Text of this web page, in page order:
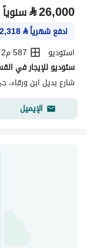
⃁26,000 سنوياً
ادفع شهرياً⃁
2,318
استوديو
587 م2
ستوديو للإيجار في
شارع بديل ابن ورقاء،
الإيميل